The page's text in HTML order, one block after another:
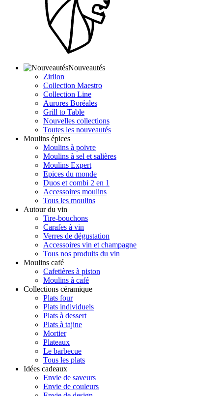
Nouveautés
Zirlion
Collection Maestro
Collection Line
Aurores Boréales
Grill to Table
Nouvelles collections
Toutes les nouveautés
Moulins épices
Moulins à poivre
Moulins à sel et salières
Moulins Expert
Epices du monde
Duos et combi 2 en 1
Accessoires moulins
Tous les moulins
Autour du vin
Tire-bouchons
Carafes à vin
Verres de dégustation
Accessoires vin et champagne
Tous nos produits du vin
Moulins café
Cafetières à piston
Moulins à café
Collections céramique
Plats four
Plats individuels
Plats à dessert
Plats à tajine
Mortier
Plateaux
Le barbecue
Tous les plats
Idées cadeaux
Envie de saveurs
Envie de couleurs